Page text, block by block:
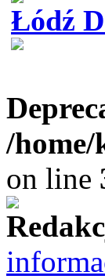
Łódź
/
on line